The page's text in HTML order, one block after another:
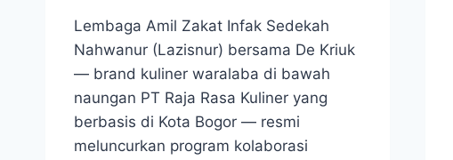
Lembaga Amil Zakat Infak Sedekah
Nahwanur (Lazisnur) bersama De Kriuk
— brand kuliner waralaba di bawah
naungan PT Raja Rasa Kuliner yang
berbasis di Kota Bogor — resmi
meluncurkan program kolaborasi